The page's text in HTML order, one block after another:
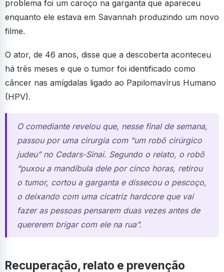
problema foi um caroço na garganta que apareceu
enquanto ele estava em Savannah produzindo um novo
filme.
O ator, de 46 anos, disse que a descoberta aconteceu
há três meses e que o tumor foi identificado como
câncer nas amígdalas ligado ao Papilomavírus Humano
(HPV).
O comediante revelou que, nesse final de semana,
passou por uma cirurgia com “um robô cirúrgico
judeu” no Cedars-Sinai. Segundo o relato, o robô
“puxou a mandíbula dele por cinco horas, retirou
o tumor, cortou a garganta e dissecou o pescoço,
o deixando com uma cicatriz hardcore que vai
fazer as pessoas pensarem duas vezes antes de
quererem brigar com ele na rua”.
Recuperação, relato e prevenção